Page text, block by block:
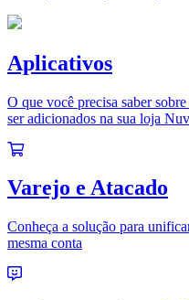
Aplicativos
O que você precisa saber
ser adicionados na sua loja
Varejo e Atacado
Conheça a solução para
mesma conta